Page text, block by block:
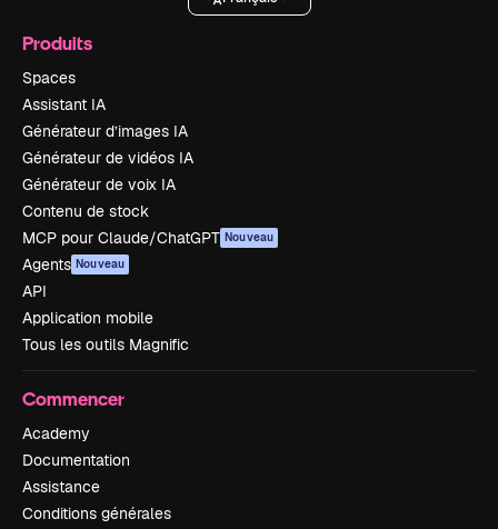
Produits
Spaces
Assistant IA
Générateur d’images IA
Générateur de vidéos IA
Générateur de voix IA
Contenu de stock
MCP pour Claude/ChatGPT Nouveau
Agents Nouveau
API
Application mobile
Tous les outils Magnific
Commencer
Academy
Documentation
Assistance
Conditions générales